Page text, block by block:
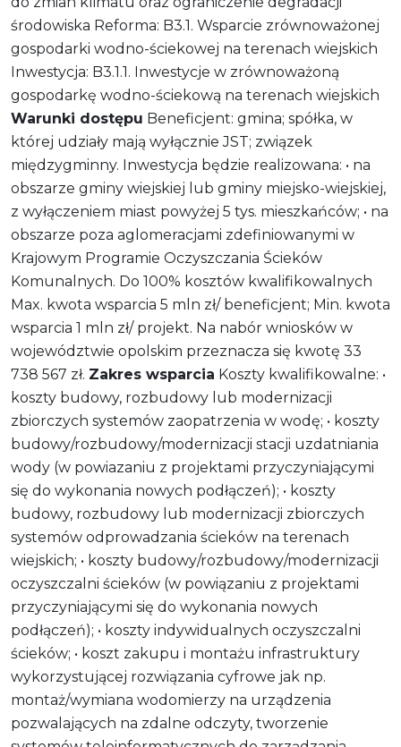
środowiska Reforma: B3.1. Wsparcie zrównoważonej
gospodarki wodno-ściekowej na terenach wiejskich
Inwestycja: B3.1.1. Inwestycje w zrównoważoną
gospodarkę wodno-ściekową na terenach wiejskich
Warunki dostępu Beneficjent: gmina; spółka, w
której udziały mają wyłącznie JST; związek
międzygminny. Inwestycja będzie realizowana: • na
obszarze gminy wiejskiej lub gminy miejsko-wiejskiej,
z wyłączeniem miast powyżej 5 tys. mieszkańców; • na
obszarze poza aglomeracjami zdefiniowanymi w
Krajowym Programie Oczyszczania Ścieków
Komunalnych. Do 100% kosztów kwalifikowalnych
Max. kwota wsparcia 5 mln zł/ beneficjent; Min. kwota
wsparcia 1 mln zł/ projekt. Na nabór wniosków w
województwie opolskim przeznacza się kwotę 33
738 567 zł. Zakres wsparcia Koszty kwalifikowalne: •
koszty budowy, rozbudowy lub modernizacji
zbiorczych systemów zaopatrzenia w wodę; • koszty
budowy/rozbudowy/modernizacji stacji uzdatniania
wody (w powiazaniu z projektami przyczyniającymi
się do wykonania nowych podłączeń); • koszty
budowy, rozbudowy lub modernizacji zbiorczych
systemów odprowadzania ścieków na terenach
wiejskich; • koszty budowy/rozbudowy/modernizacji
oczyszczalni ścieków (w powiązaniu z projektami
przyczyniającymi się do wykonania nowych
podłączeń); • koszty indywidualnych oczyszczalni
ścieków; • koszt zakupu i montażu infrastruktury
wykorzystującej rozwiązania cyfrowe jak np.
montaż/wymiana wodomierzy na urządzenia
pozwalających na zdalne odczyty, tworzenie